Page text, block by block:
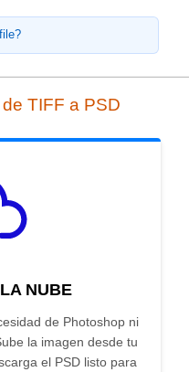
TIFF a PSD
NUBE
de Photoshop ni
la imagen desde tu
el PSD listo para